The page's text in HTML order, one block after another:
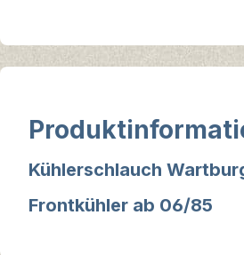
Kühlerschlauch
Frontkühler ab 06/85